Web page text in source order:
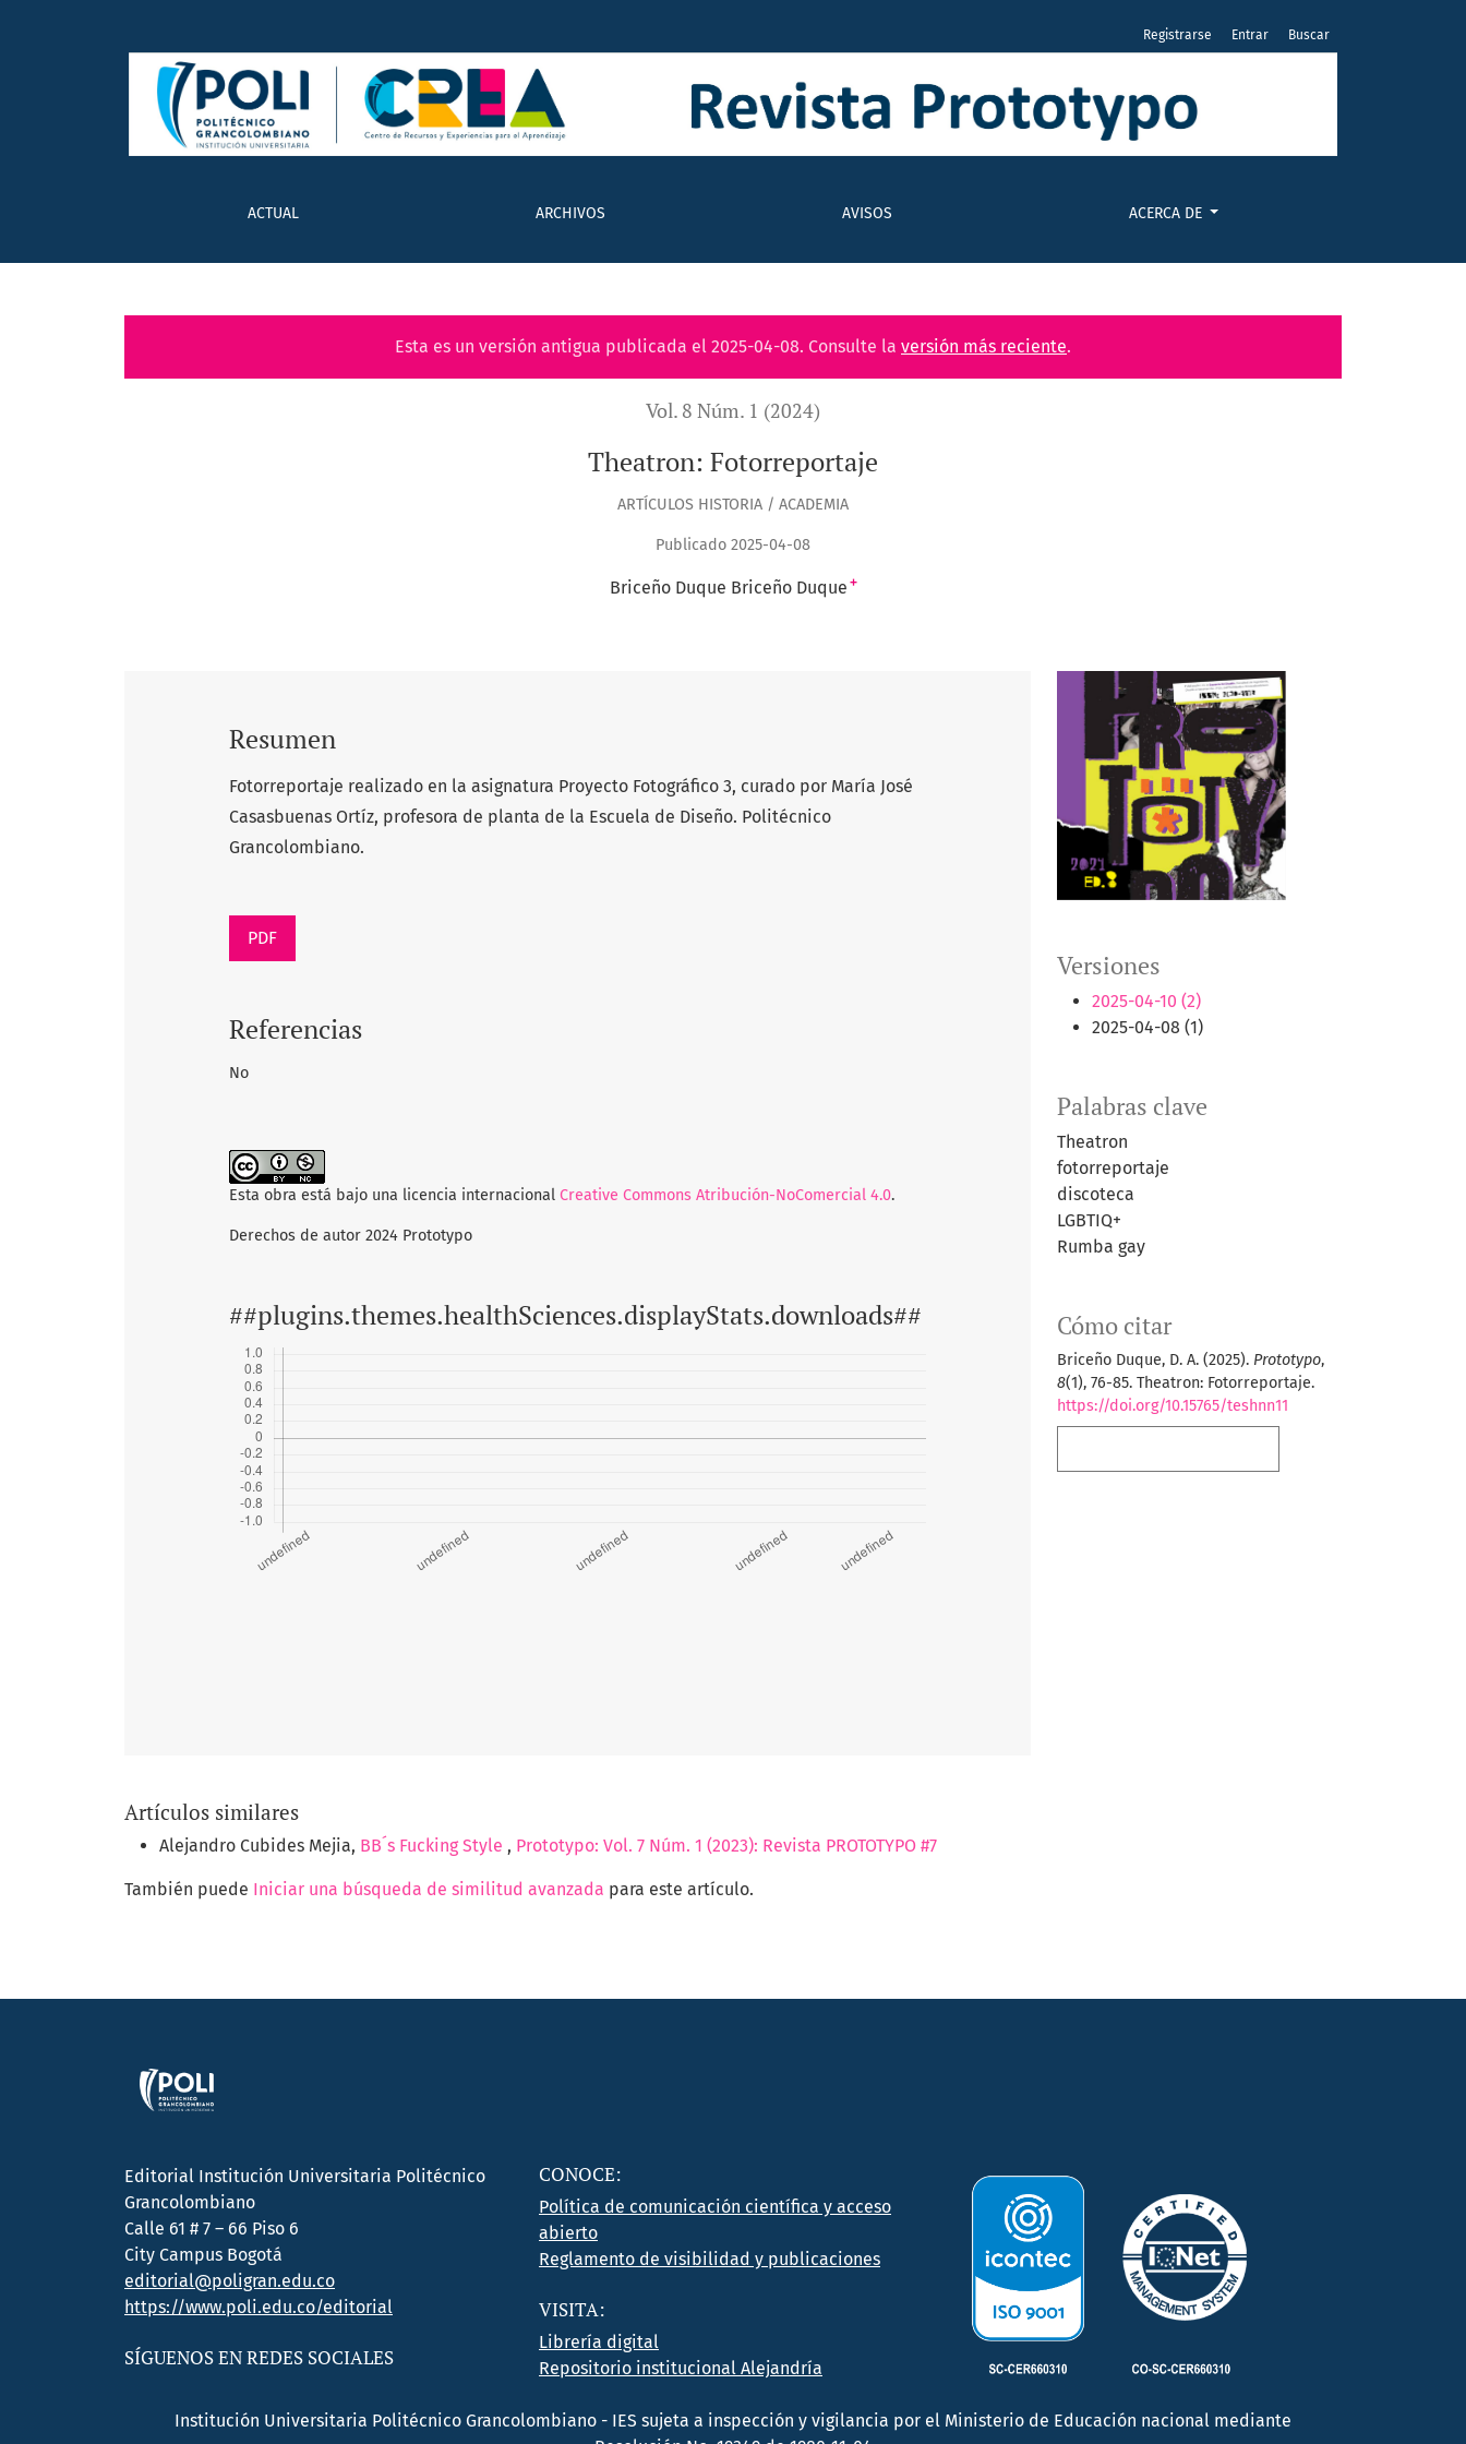
ACTUAL ARCHIVOS AVISOS ACERCA DE
Registrarse Entrar Buscar
Esta es un versión antigua publicada el 2025-04-08. Consulte la versión más reciente.
Vol. 8 Núm. 1 (2024)
Theatron: Fotorreportaje
ARTÍCULOS HISTORIA / ACADEMIA
Publicado 2025-04-08
Briceño Duque Briceño Duque +
Versiones
2025-04-10 (2)
2025-04-08 (1)
Palabras clave
Theatron
fotorreportaje
discoteca
LGBTIQ+
Rumba gay
Cómo citar
Briceño Duque, D. A. (2025). Prototypo,
8(1), 76-85. Theatron: Fotorreportaje.
https://doi.org/10.15765/teshnn11
Resumen
Fotorreportaje realizado en la asignatura Proyecto Fotográfico 3, curado por María José
Casasbuenas Ortíz, profesora de planta de la Escuela de Diseño. Politécnico
Grancolombiano.
PDF
Referencias
No
Esta obra está bajo una licencia internacional Creative Commons Atribución-NoComercial 4.0.
Derechos de autor 2024 Prototypo
##plugins.themes.healthSciences.displayStats.downloads##
Artículos similares
Alejandro Cubides Mejia, BB´s Fucking Style , Prototypo: Vol. 7 Núm. 1 (2023): Revista PROTOTYPO #7
También puede Iniciar una búsqueda de similitud avanzada para este artículo.
Editorial Institución Universitaria Politécnico
Grancolombiano
Calle 61 # 7 – 66 Piso 6
City Campus Bogotá
editorial@poligran.edu.co
https://www.poli.edu.co/editorial
SÍGUENOS EN REDES SOCIALES
CONOCE:
Política de comunicación científica y acceso
abierto
Reglamento de visibilidad y publicaciones
VISITA:
Librería digital
Repositorio institucional Alejandría
Institución Universitaria Politécnico Grancolombiano - IES sujeta a inspección y vigilancia por el Ministerio de Educación nacional mediante